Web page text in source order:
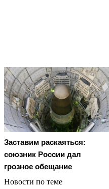
Заставим раскаяться:
союзник России дал
грозное обещание
Новости по теме